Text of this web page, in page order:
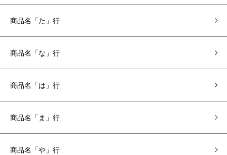
商品名「た」行
商品名「な」行
商品名「は」行
商品名「ま」行
商品名「や」行